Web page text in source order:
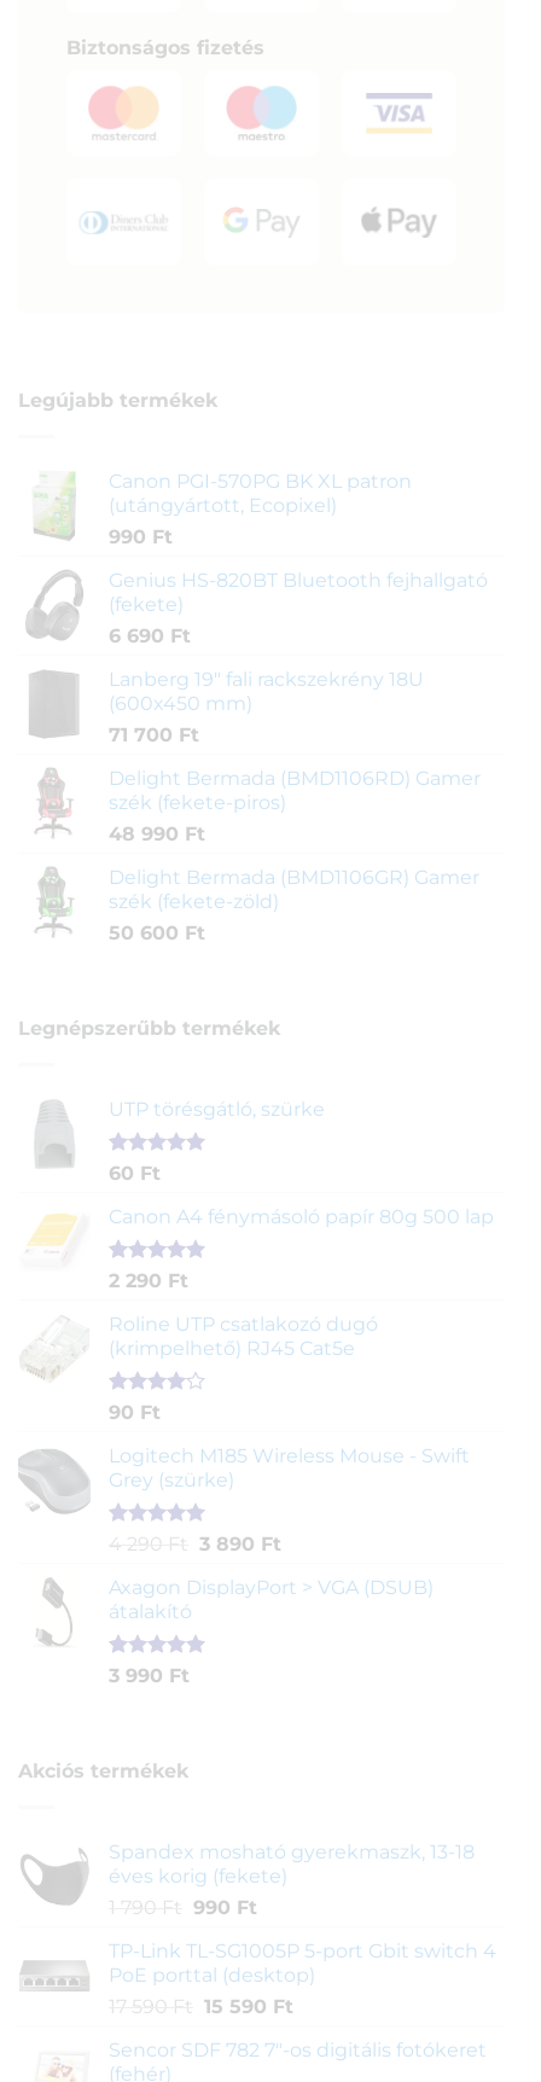
Biztonságos fizetés
Legújabb termékek
Canon PGI-570PG BK XL patron
(utángyártott, Ecopixel)
990 Ft
Genius HS-820BT Bluetooth fejhallgató
(fekete)
6 690 Ft
Lanberg 19" fali rackszekrény 18U
(600x450 mm)
71 700 Ft
Delight Bermada (BMD1106RD) Gamer
szék (fekete-piros)
48 990 Ft
Delight Bermada (BMD1106GR) Gamer
szék (fekete-zöld)
50 600 Ft
Legnépszerűbb termékek
UTP törésgátló, szürke
Értékelés
ből,
1
értékelés
alapján
60 Ft
Canon A4 fénymásoló papír 80g 500 lap
Értékelés
ből,
2
értékelés
alapján
2 290 Ft
Roline UTP csatlakozó dugó
(krimpelhető) RJ45 Cat5e
Értékelés
5-ből,
2
értékelés
alapján
90 Ft
Logitech M185 Wireless Mouse - Swift
Grey (szürke)
Értékelés
ből,
1
értékelés
alapján
4 290 Ft Original
was:
290 Ft.
3 890 FtCurrent
is:
Axagon DisplayPort > VGA (DSUB)
átalakító
Értékelés
1
3 990 Ft
Akciós termékek
Spandex mosható gyerekmaszk, 13-18
éves korig (fekete)
1 790 Ft
Original
was:
1
790 Ft.
990 FtCurrent
is:
990 Ft.
TP-Link TL-SG1005P 5-port Gbit switch 4
PoE porttal (desktop)
17 590 Ft
Original
was:
15 590 FtCurrent
is:
Sencor SDF 782 7"-os digitális fotókeret
(fehér)